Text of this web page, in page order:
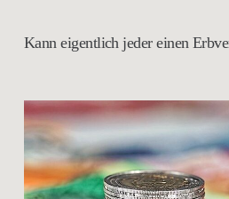
Kann eigentlich jeder einen